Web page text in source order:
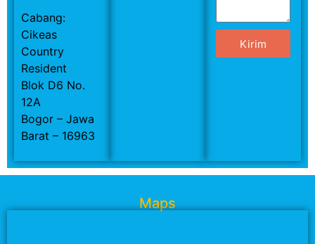
Cabang:
Cikeas
Country
Resident
Blok D6 No.
12A
Bogor – Jawa
Barat – 16963
Kirim
Maps